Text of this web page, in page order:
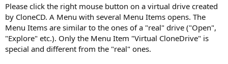
Please click the right mouse button on a virtual drive created
by CloneCD. A Menu with several Menu Items opens. The
Menu Items are similar to the ones of a "real" drive ("Open",
"Explore" etc.). Only the Menu Item "Virtual CloneDrive" is
special and different from the "real" ones.